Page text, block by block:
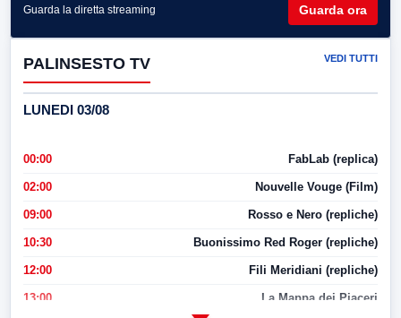
Guarda la diretta streaming Guarda ora
PALINSESTO TV VEDI TUTTI
LUNEDI 03/08
00:00 FabLab (replica)
02:00 Nouvelle Vouge (Film)
09:00 Rosso e Nero (repliche)
10:30 Buonissimo Red Roger (repliche)
12:00 Fili Meridiani (repliche)
13:00 La Mappa dei Piaceri